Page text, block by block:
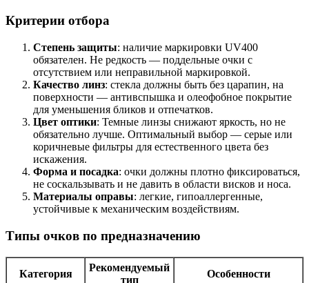
Критерии отбора
Степень защиты: наличие маркировки UV400
обязателен. Не редкость — поддельные очки с
отсутствием или неправильной маркировкой.
Качество линз: стекла должны быть без царапин, на
поверхности — антивспышка и олеофобное покрытие
для уменьшения бликов и отпечатков.
Цвет оптики: Темные линзы снижают яркость, но не
обязательно лучше. Оптимальный выбор — серые или
коричневые фильтры для естественного цвета без
искажения.
Форма и посадка: очки должны плотно фиксироваться,
не соскальзывать и не давить в области висков и носа.
Материалы оправы: легкие, гипоаллергенные,
устойчивые к механическим воздействиям.
Типы очков по предназначению
Категория
Рекомендуемый
тип
Особенности